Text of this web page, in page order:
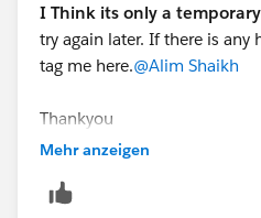
I Think its only a
try again later. If there is any
tag me here.@Alim Shaikh
Thankyou
Mohith Suhas
Mehr anzeigen